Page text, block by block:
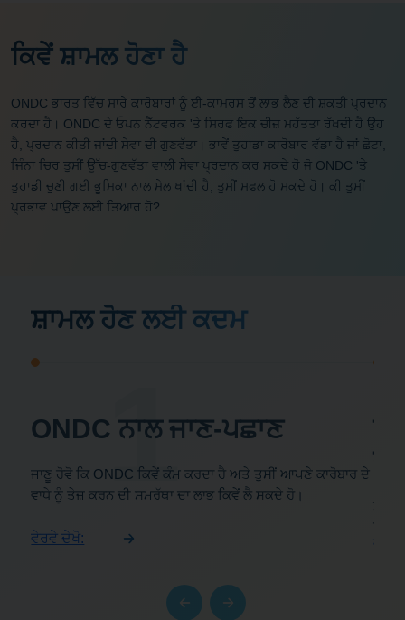
ਕਿਵੇਂ ਸ਼ਾਮਲ ਹੋਣਾ ਹੈ
ONDC ਭਾਰਤ ਵਿੱਚ ਸਾਰੇ ਕਾਰੋਬਾਰਾਂ ਨੂੰ ਈ-ਕਾਮਰਸ ਤੋਂ ਲਾਭ ਲੈਣ ਦੀ ਸ਼ਕਤੀ ਪ੍ਰਦਾਨ
ਕਰਦਾ ਹੈ। ONDC ਦੇ ਓਪਨ ਨੈੱਟਵਰਕ 'ਤੇ ਸਿਰਫ ਇਕ ਚੀਜ਼ ਮਹੱਤਤਾ ਰੱਖਦੀ ਹੈ ਉਹ
ਹੈ, ਪ੍ਰਦਾਨ ਕੀਤੀ ਜਾਂਦੀ ਸੇਵਾ ਦੀ ਗੁਣਵੱਤਾ। ਭਾਵੇਂ ਤੁਹਾਡਾ ਕਾਰੋਬਾਰ ਵੱਡਾ ਹੈ ਜਾਂ ਛੋਟਾ,
ਜਿੰਨਾ ਚਿਰ ਤੁਸੀਂ ਉੱਚ-ਗੁਣਵੱਤਾ ਵਾਲੀ ਸੇਵਾ ਪ੍ਰਦਾਨ ਕਰ ਸਕਦੇ ਹੋ ਜੋ ONDC 'ਤੇ
ਤੁਹਾਡੀ ਚੁਣੀ ਗਈ ਭੂਮਿਕਾ ਨਾਲ ਮੇਲ ਖਾਂਦੀ ਹੈ, ਤੁਸੀਂ ਸਫਲ ਹੋ ਸਕਦੇ ਹੋ। ਕੀ ਤੁਸੀਂ
ਪ੍ਰਭਾਵ ਪਾਉਣ ਲਈ ਤਿਆਰ ਹੋ?
ਸ਼ਾਮਲ ਹੋਣ ਲਈ ਕਦਮ
1
ONDC ਨਾਲ ਜਾਣ-ਪਛਾਣ
ਜਾਣੂ ਹੋਵੋ ਕਿ ONDC ਕਿਵੇਂ ਕੰਮ ਕਰਦਾ ਹੈ ਅਤੇ ਤੁਸੀਂ ਆਪਣੇ ਕਾਰੋਬਾਰ ਦੇ
ਵਾਧੇ ਨੂੰ ਤੇਜ਼ ਕਰਨ ਦੀ ਸਮਰੱਥਾ ਦਾ ਲਾਭ ਕਿਵੇਂ ਲੈ ਸਕਦੇ ਹੋ।
ਵੇਰਵੇ ਦੇਖੋ:
ਸਹੀ
ਵਿੱਚ
ਵੇਰਵੇ